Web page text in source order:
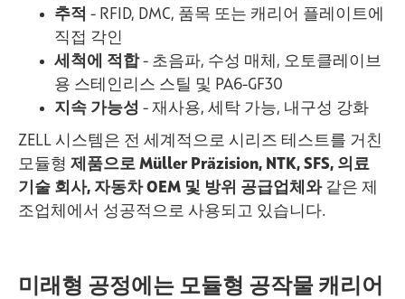
추적 - RFID, DMC, 품목 또는 캐리어 플레이트에
직접 각인
세척에 적합- 초음파, 수성 매체, 오토클레이브
용 스테인리스 스틸 및 PA6-GF30
지속 가능성 - 재사용, 세탁 가능, 내구성 강화
ZELL 시스템은 전 세계적으로 시리즈 테스트를 거친
모듈형 제품으로 Müller Präzision, NTK, SFS, 의료
기술 회사, 자동차 OEM 및 방위 공급업체와같은 제
조업체에서 성공적으로 사용되고 있습니다.
미래형 공정에는 모듈형 공작물 캐리어